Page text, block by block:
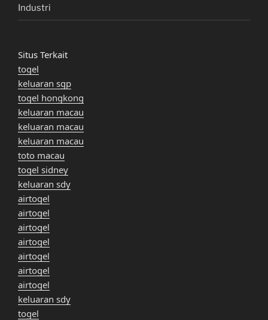
Industri
Situs Terkait
togel
keluaran sgp
togel hongkong
keluaran macau
keluaran macau
keluaran macau
toto macau
togel sidney
keluaran sdy
airtogel
airtogel
airtogel
airtogel
airtogel
airtogel
airtogel
keluaran sdy
togel